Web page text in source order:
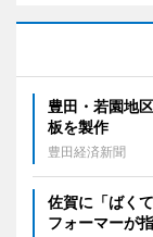
豊田・若園地
板を製作
豊田経済新聞
佐賀に「ばく
フォーマーが